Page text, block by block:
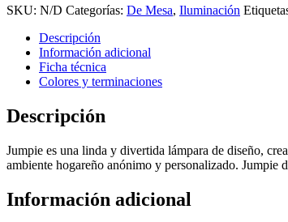
SKU: N/D Categorías: De Mesa, Iluminación
Descripción
Información adicional
Ficha técnica
Colores y terminaciones
Descripción
Jumpie es una linda y divertida lámpara de diseño,
ambiente hogareño anónimo y personalizado. Jumpie
Información adicional